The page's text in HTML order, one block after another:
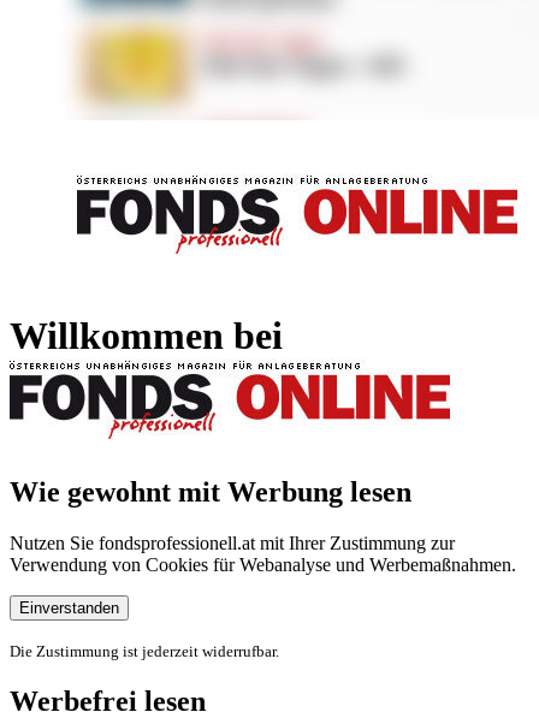
Willkommen bei
Wie gewohnt mit Werbung lesen
Nutzen Sie fondsprofessionell.at mit Ihrer Zustimmung zur
Verwendung von Cookies für Webanalyse und Werbemaßnahmen.
Einverstanden
Die Zustimmung ist jederzeit widerrufbar.
Werbefrei lesen